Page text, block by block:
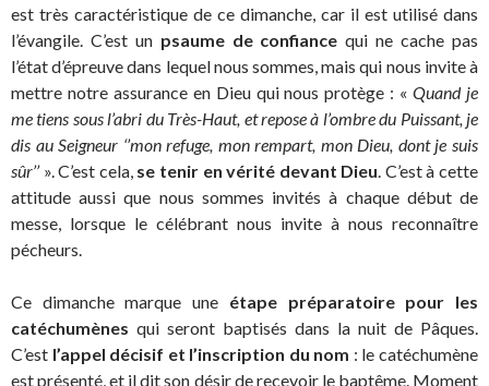
est très caractéristique de ce dimanche, car il est utilisé dans
l’évangile. C’est un psaume de confiance qui ne cache pas
l’état d’épreuve dans lequel nous sommes, mais qui nous invite à
mettre notre assurance en Dieu qui nous protège : «Quand je
me tiens sous l’abri du Très-Haut, et repose à l’ombre du Puissant, je
dis au Seigneur ‘’mon refuge, mon rempart, mon Dieu, dont je suis
sûr’’». C’est cela, se tenir en vérité devant Dieu. C’est à cette
attitude aussi que nous sommes invités à chaque début de
messe, lorsque le célébrant nous invite à nous reconnaître
pécheurs.
Ce dimanche marque une étape préparatoire pour les
catéchumènes qui seront baptisés dans la nuit de Pâques.
C’est l’appel décisif et l’inscription du nom : le catéchumène
est présenté, et il dit son désir de recevoir le baptême. Moment